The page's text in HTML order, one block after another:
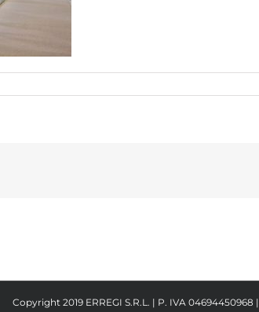
Copyright 2019 ERREGI S.R.L. | P. IVA 04694450968 |